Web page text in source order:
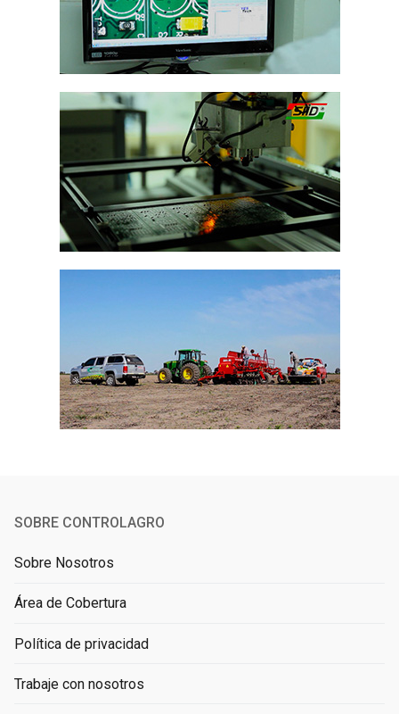
SOBRE CONTROLAGRO
Sobre Nosotros
Área de Cobertura
Política de privacidad
Trabaje con nosotros